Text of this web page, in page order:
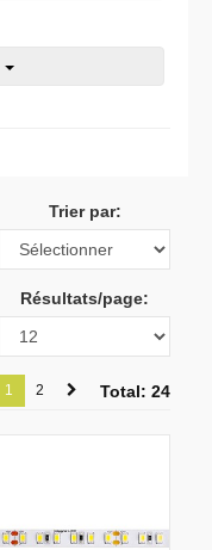
Trier par:
Résultats/page:
1 2 Total: 24